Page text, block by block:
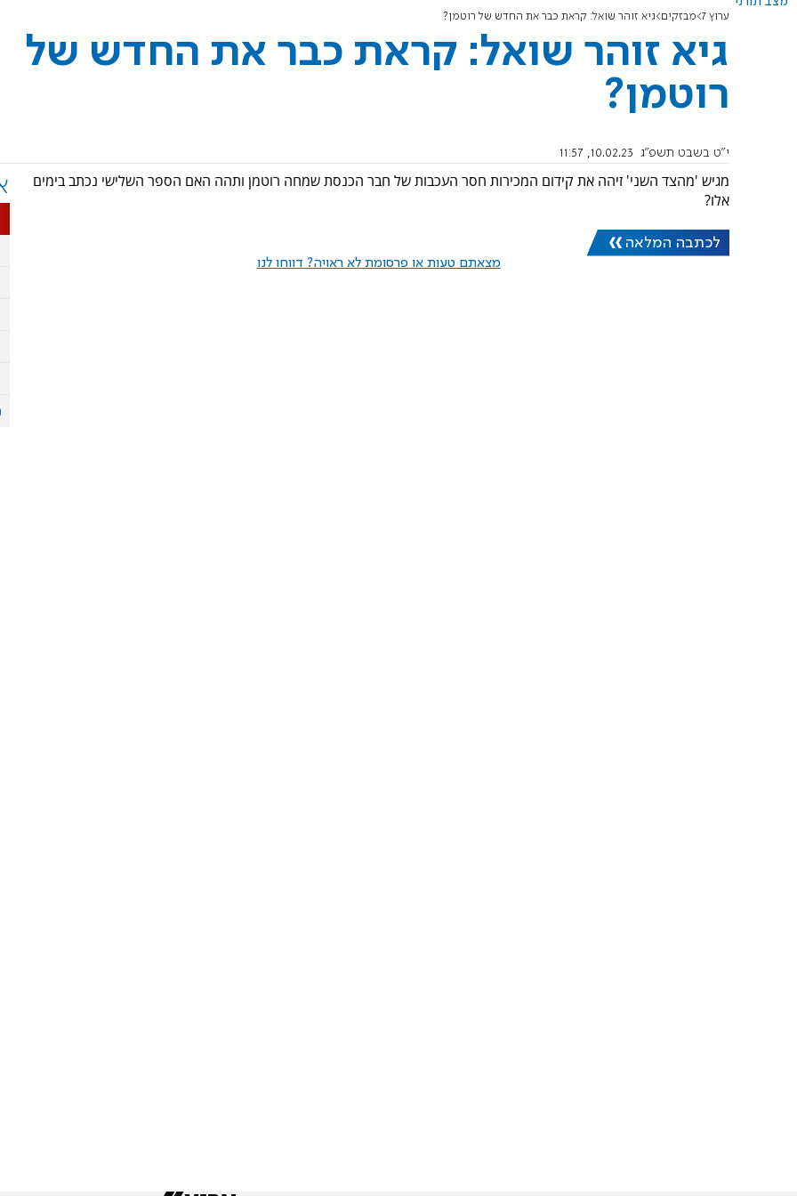
ערוץ 7 מבזקים גיא זוהר שואל: קראת כבר את החדש של רוטמן?
גיא זוהר שואל: קראת כבר את החדש של
רוטמן?
י"ט בשבט תשפ"ג 10.02.23, 11:57
מגיש 'מהצד השני' זיהה את קידום המכירות חסר העכבות של חבר הכנסת שמחה רוטמן ותהה האם הספר השלישי נכתב בימים
אלו?
לכתבה המלאה
מצאתם טעות או פרסומת לא ראויה? דווחו לנו